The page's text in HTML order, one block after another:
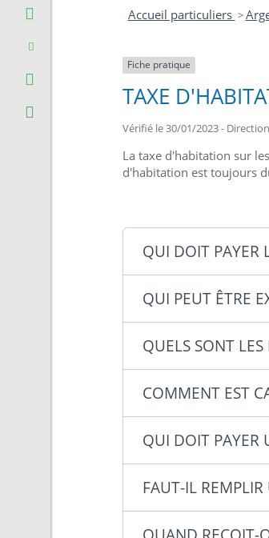
Accueil particuliers >
Fiche pratique
TAXE
Vérifié le 30/01/2023 -
La taxe d'habitation sur
d'habitation est toujours
QUI DOIT PAYER
QUI PEUT ÊTRE
QUELS SONT
COMMENT EST
QUI DOIT PAYER
FAUT-IL